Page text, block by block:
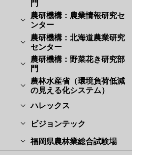
門
農研機構：農業情報研究セ
ンター
農研機構：北海道農業研究
センター
農研機構：野菜花き研究部
門
農林水産省（環境負荷低減
の見える化システム）
ハレックス
ビジョンテック
福岡県農林業総合試験場